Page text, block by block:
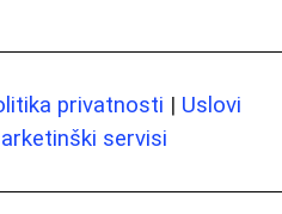
privatnosti | Uslovi
servisi